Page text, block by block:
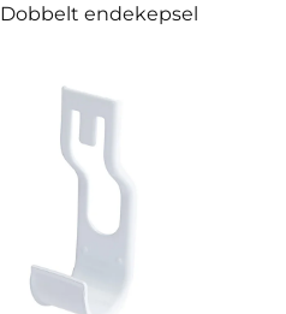
Dobbelt endekepsel